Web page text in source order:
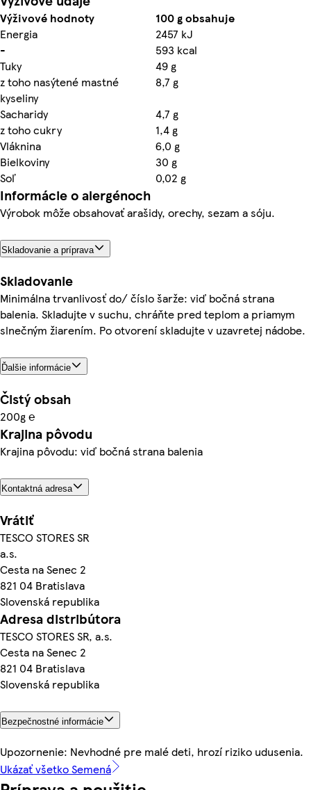
Výživové hodnoty
100 g obsahuje
Energia
2457 kJ
-
593 kcal
Tuky
49 g
z toho nasýtené mastné
kyseliny
8,7 g
Sacharidy
4,7 g
z toho cukry
1,4 g
Vláknina
6,0 g
Bielkoviny
30 g
Soľ
0,02 g
Informácie o alergénoch
Výrobok môže obsahovať arašidy, orechy, sezam a sóju.
Skladovanie a príprava
Skladovanie
Minimálna trvanlivosť do/ číslo šarže: viď bočná strana
balenia. Skladujte v suchu, chráňte pred teplom a priamym
slnečným žiarením. Po otvorení skladujte v uzavretej nádobe.
Ďalšie informácie
Čistý obsah
200g ℮
Krajina pôvodu
Krajina pôvodu: viď bočná strana balenia
Kontaktná adresa
Vrátiť
TESCO STORES SR
a.s.
Cesta na Senec 2
821 04 Bratislava
Slovenská republika
Adresa distribútora
TESCO STORES SR, a.s.
Cesta na Senec 2
821 04 Bratislava
Slovenská republika
Bezpečnostné informácie
Upozornenie: Nevhodné pre malé deti, hrozí riziko udusenia.
Ukázať všetko Semená